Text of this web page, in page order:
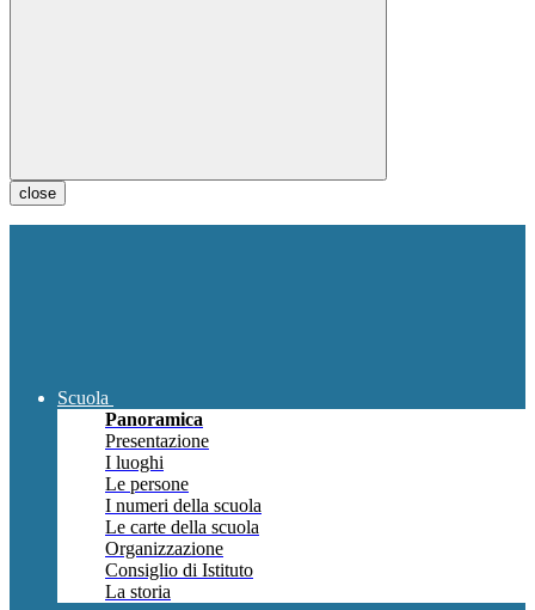
close
Scuola
Panoramica
Presentazione
I luoghi
Le persone
I numeri della scuola
Le carte della scuola
Organizzazione
Consiglio di Istituto
La storia